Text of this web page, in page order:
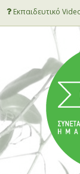
Εκπαιδευτικό